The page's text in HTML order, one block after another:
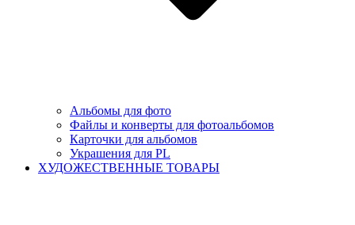
Альбомы для фото
Файлы и конверты для фотоальбомов
Карточки для альбомов
Украшения для PL
ХУДОЖЕСТВЕННЫЕ ТОВАРЫ